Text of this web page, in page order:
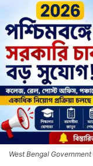
West Bengal